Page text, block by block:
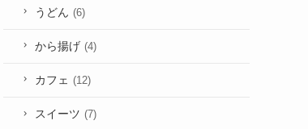
うどん (6)
から揚げ (4)
カフェ (12)
スイーツ (7)